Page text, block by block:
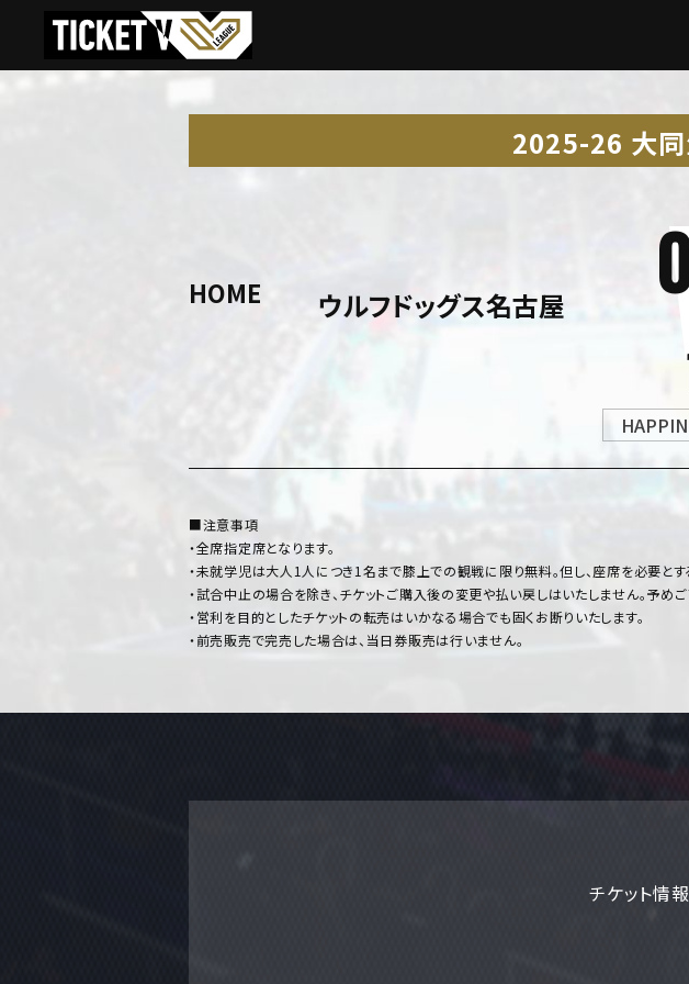
2025-26 大同
HOME ウルフドッグス名古屋
■注意事項
・全席指定席となります。
・未就学児は大人1人につき1名まで膝上での観戦に限り無料。但し、座席を必要とす
・試合中止の場合を除き、チケットご購入後の変更や払い戻しはいたしません。予めご
・営利を目的としたチケットの転売はいかなる場合でも固くお断りいたします。
・前売販売で完売した場合は、当日券販売は行いません。
チケット情